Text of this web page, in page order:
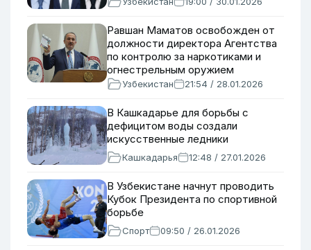
Равшан Маматов освобожден от
должности директора Агентства
по контролю за наркотиками и
огнестрельным оружием
Узбекистан 21:54 / 28.01.2026
В Кашкадарье для борьбы с
дефицитом воды создали
искусственные ледники
Кашкадарья 12:48 / 27.01.2026
В Узбекистане начнут проводить
Кубок Президента по спортивной
борьбе
Спорт 09:50 / 26.01.2026